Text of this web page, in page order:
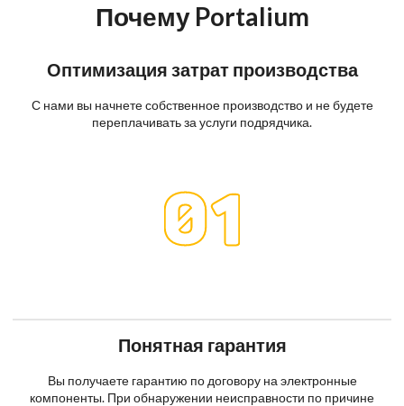
Почему Portalium
Оптимизация затрат производства
С нами вы начнете собственное производство и не будете
переплачивать за услуги подрядчика.
Понятная гарантия
Вы получаете гарантию по договору на электронные
компоненты. При обнаружении неисправности по причине